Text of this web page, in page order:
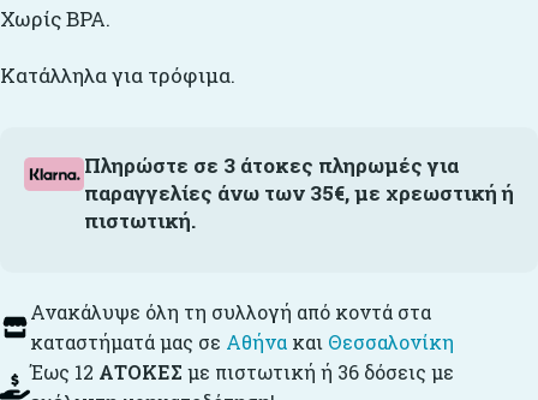
Χωρίς ΒΡΑ.
Κατάλληλα για τρόφιμα.
Πληρώστε σε 3 άτοκες πληρωμές για
παραγγελίες άνω των 35€, με χρεωστική ή
πιστωτική.
Ανακάλυψε όλη τη συλλογή από κοντά στα
καταστήματά μας σε Αθήνα και Θεσσαλονίκη
Έως 12 ΑΤΟΚΕΣ με πιστωτική ή 36 δόσεις με